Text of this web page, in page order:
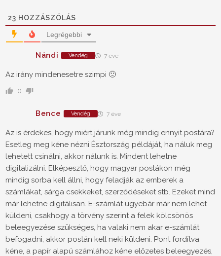
23 HOZZÁSZÓLÁS
Legrégebbi
Nándi Vendég 7 éve
Az irány mindenesetre szimpi 🙂
0
Bence Vendég 7 éve
Az is érdekes, hogy miért járunk még mindig ennyit postára?
Esetleg meg kéne nézni Észtország példáját, ha náluk meg
lehetett csinálni, akkor nálunk is. Mindent lehetne
digitalizálni. Elképesztő, hogy magyar postákon még
mindig sorba kell állni, hogy feladják az emberek a
számlákat, sárga csekkeket, szerződéseket stb. Ezeket mind
már lehetne digitálisan. E-számlát ugyebár már nem lehet
küldeni, csakhogy a törvény szerint a felek kölcsönös
beleegyezése szükséges, ha valaki nem akar e-számlát
befogadni, akkor postán kell neki küldeni. Pont fordítva
kéne, a papír alapú számlához kéne előzetes beleegyezés,